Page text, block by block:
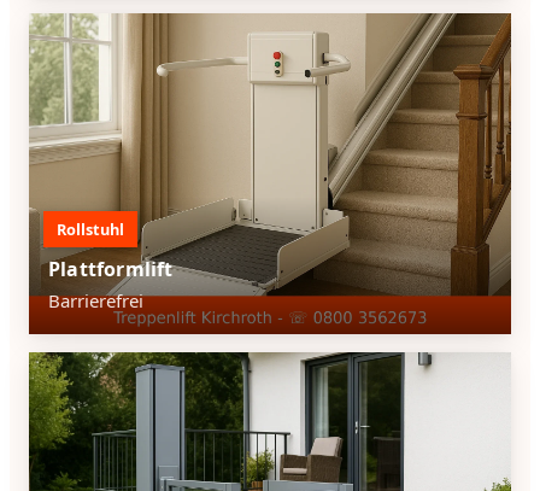
Rollstuhl
Plattformlift
Barrierefrei